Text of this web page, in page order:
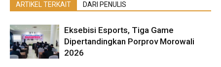
ARTIKEL TERKAIT DARI PENULIS
Eksebisi Esports, Tiga Game
Dipertandingkan Porprov Morowali
2026